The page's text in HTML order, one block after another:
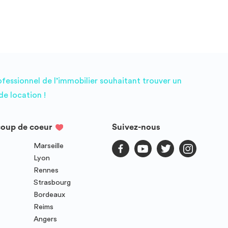
de l’immobilier souhaitant trouver un
location !
de coeur
Marseille
Lyon
Rennes
Strasbourg
Bordeaux
Reims
Angers
Suivez-nous